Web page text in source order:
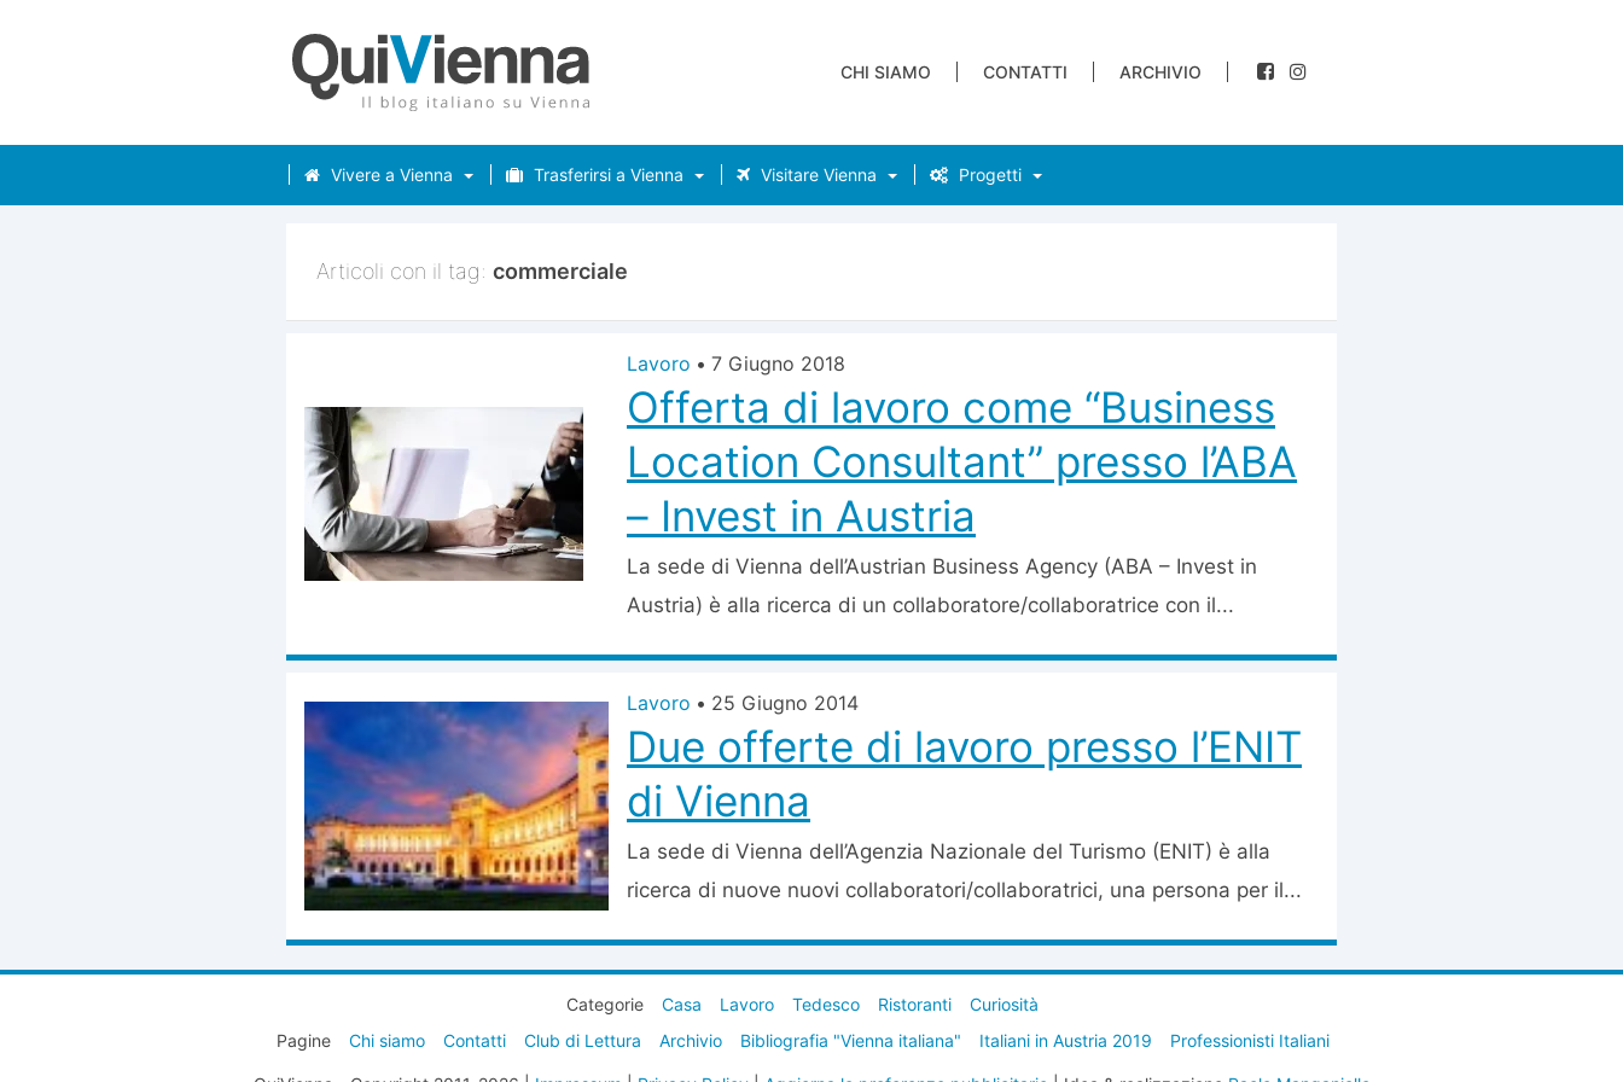
CHI SIAMO CONTATTI ARCHIVIO
Vivere a Vienna Trasferirsi a Vienna Visitare Vienna Progetti
Articoli con il tag: commerciale
Lavoro • 7 Giugno 2018
Offerta di lavoro come “Business
Location Consultant” presso l’ABA
– Invest in Austria
La sede di Vienna dell’Austrian Business Agency (ABA – Invest in
Austria) è alla ricerca di un collaboratore/collaboratrice con il...
Lavoro • 25 Giugno 2014
Due offerte di lavoro presso l’ENIT
di Vienna
La sede di Vienna dell’Agenzia Nazionale del Turismo (ENIT) è alla
ricerca di nuove nuovi collaboratori/collaboratrici, una persona per il...
Categorie Casa Lavoro Tedesco Ristoranti
Curiosità
Pagine
Chi siamo Contatti Club di Lettura Archivio Bibliografia "Vienna italiana" Italiani in Austria 2019 Professionisti Italiani